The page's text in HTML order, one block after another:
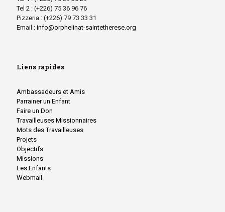
Tel 2 : (+226) 75 36 96 76
Pizzeria : (+226) 79 73 33 31
Email : info@orphelinat-saintetherese.org
Liens rapides
Ambassadeurs et Amis
Parrainer un Enfant
Faire un Don
Travailleuses Missionnaires
Mots des Travailleuses
Projets
Objectifs
Missions
Les Enfants
Webmail